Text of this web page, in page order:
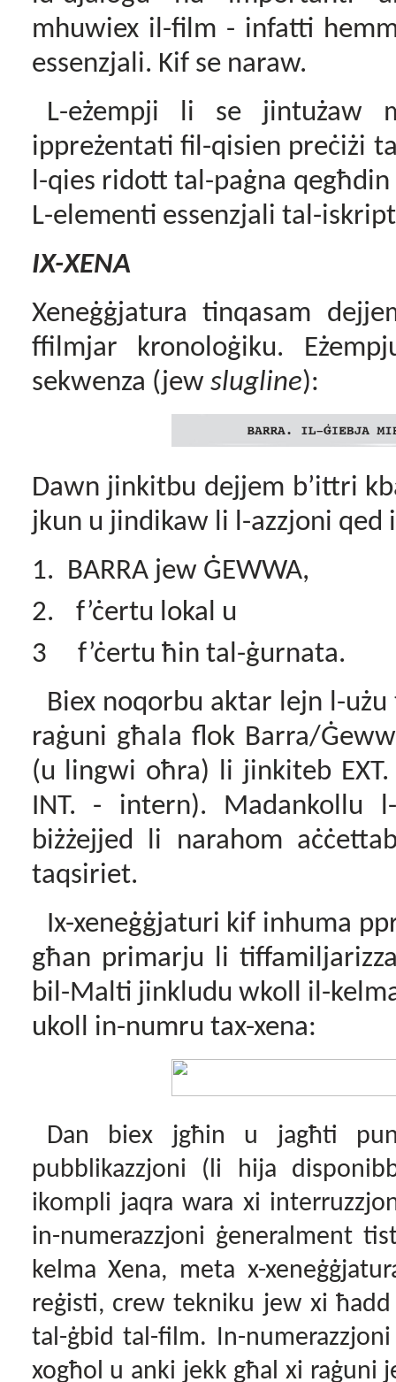
mhuwiex il-film - infatti
essenzjali. Kif se naraw.
L-eżempji li se jintużaw
ippreżentati fil-qisien preċiżi
l-qies ridott tal-paġna
L-elementi essenzjali tal-
IX-XENA
Xeneġġjatura tinqasam
ffilmjar kronoloġiku.
sekwenza (jew slugline):
Dawn jinkitbu dejjem b’ittri
jkun u jindikaw li l-azzjoni qed
1.
BARRA jew ĠEWWA,
2.
f’ċertu lokal u
3
f’ċertu ħin tal-ġurnata.
Biex noqorbu aktar lejn l-użu
raġuni għala flok Barra/
(u lingwi oħra) li jinkiteb
INT. - intern). Madankollu
biżżejjed li narahom
taqsiriet.
Ix-xeneġġjaturi kif inhuma
għan primarju li
bil-Malti jinkludu wkoll il-
ukoll in-numru tax-xena:
Dan biex jgħin u jagħti
pubblikazzjoni (li hija
ikompli jaqra wara xi
in-numerazzjoni ġeneralment
kelma Xena, meta x-
reġisti, crew tekniku jew xi
tal-ġbid tal-film. In-
xogħol u anki jekk għal xi raġuni